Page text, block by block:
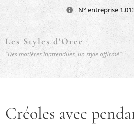
N° entreprise
Les Styles d'Oree
"Des matières inattendues, un style affirmé"
Créoles avec